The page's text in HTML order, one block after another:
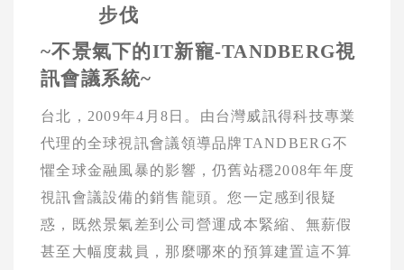
步伐
~不景氣下的IT新寵-TANDBERG視
訊會議系統~
台北， 2009年4 月 8 日 。 由台灣威訊得科技專業
代理的全球視訊會議領導品牌TANDBERG不
懼全球金融風暴的影響，仍舊站穩2008年年度
視訊會議設備的銷售龍頭。您一定感到很疑
惑，既然景氣差到公司營運成本緊縮、無薪假
甚至大幅度裁員，那麼哪來的預算建置這不算